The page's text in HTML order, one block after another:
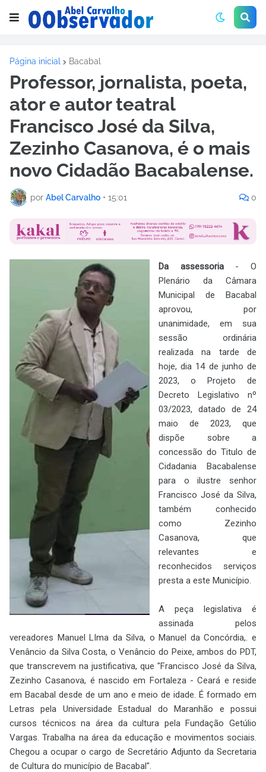
Página inicial Bacabal
Professor, jornalista, poeta,
ator e autor teatral
Francisco José da Silva,
Zezinho Casanova, é o mais
novo Cidadão Bacabalense.
por Abel Carvalho • 15:01 0
Da assessoria- O
Plenário da Câmara
Municipal de Bacabal
aprovou, por
unanimidade, em sua
sessão ordinária
realizada na tarde de
hoje, dia 14 de junho de
2023, o Projeto de
Decreto Legislativo nº
03/2023, datado de 24
maio de 2023, que
dispõe sobre a
concessão do Titulo de
Cidadania Bacabalense
para o ilustre senhor
Francisco José da Silva,
também conhecido
como Zezinho
Casanova, que
relevantes e
reconhecidos serviços
presta a este Município.
A peça legislativa é
assinada pelos
vereadores Manuel LIma da Silva, o Manuel da Concórdia,. e
Venâncio da Silva Costa, o Venâncio do Peixe, ambos do PDT,
que transcrevem na justificativa, que "Francisco José da Silva,
Zezinho Casanova, é nascido em Fortaleza - Ceará e reside
em Bacabal desde de um ano e meio de idade. É formado em
Letras pela Universidade Estadual do Maranhão e possui
cursos técnicos na área da cultura pela Fundação Getúlio
Vargas. Trabalha na área da educação e movimentos sociais.
Chegou a ocupar o cargo de Secretário Adjunto da Secretaria
de Cultura do município de Bacabal".